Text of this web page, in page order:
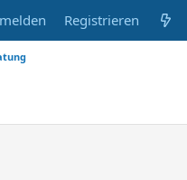
Registrieren